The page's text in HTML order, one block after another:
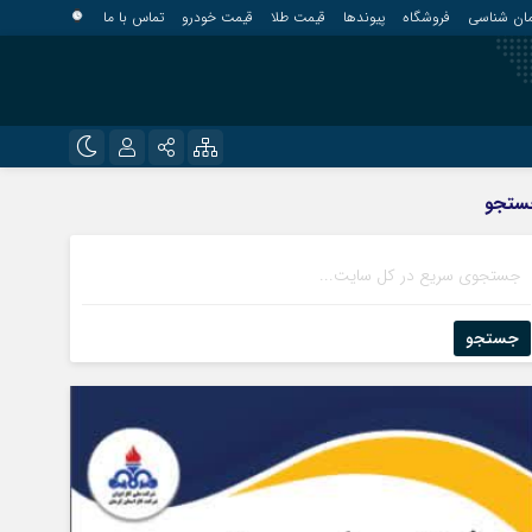
شناسی فروشگاه پیوندها قیمت طلا قیمت خودرو تماس با ما
رمز عبور
نرماشیر
جستجو